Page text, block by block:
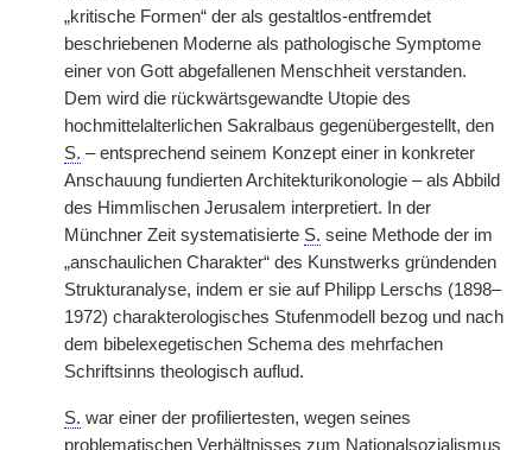
„kritische Formen“ der als gestaltlos-entfremdet
beschriebenen Moderne als pathologische Symptome
einer von Gott abgefallenen Menschheit verstanden.
Dem wird die rückwärtsgewandte Utopie des
hochmittelalterlichen Sakralbaus gegenübergestellt, den
S. – entsprechend seinem Konzept einer in konkreter
Anschauung fundierten Architekturikonologie – als Abbild
des Himmlischen Jerusalem interpretiert. In der
Münchner Zeit systematisierte S. seine Methode der im
„anschaulichen Charakter“ des Kunstwerks gründenden
Strukturanalyse, indem er sie auf Philipp Lerschs (1898–
1972) charakterologisches Stufenmodell bezog und nach
dem bibelexegetischen Schema des mehrfachen
Schriftsinns theologisch auflud.
S. war einer der profiliertesten, wegen seines
problematischen Verhältnisses zum Nationalsozialismus